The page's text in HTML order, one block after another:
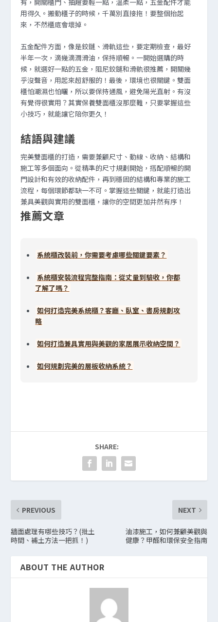
用得久。搬動櫃子的時候，千萬別直接拖！要整個抬起
來，不然櫃底會壞掉。
五金配件方面，像是鉸鏈、滑軌這些，要定期檢查，最好
半年一次，滴幾滴潤滑油，保持順暢。一開始選購的時
候，就選好一點的五金，阻尼鉸鏈和滑軌很推薦，開關幾
乎沒聲音，用起來超舒服的！最後，環境也很關鍵。雙面
櫃怕潮濕也怕曬，所以要保持通風，避免陽光直射。有沒
有覺得很實用？其實保養雙面櫃沒那麼難，只要掌握這些
小技巧，就能讓它陪你更久！
結語與建議
完美雙面櫃的打造，需要兼顧尺寸、動線、收納、結構和
施工等多個面向。從精準的尺寸規劃開始，搭配順暢的開
門設計和有效的收納配件，再到穩固的結構和專業的施工
流程，每個環節都缺一不可。掌握這些關鍵，就能打造出
兼具美觀與實用的雙面櫃，讓你的空間更加井然有序！
推薦文章
系統櫃改裝前，你需要考慮哪些關鍵要素？
系統櫃安裝流程完整指南：從丈量到驗收，你都
了解了嗎？
如何打造完美系統櫃？客廳、臥室、書房規劃攻
略
如何打造兼具實用與美觀的家居展示收納空間？
如何規劃完美的層板收納系統？
SHARE:
PREVIOUS
牆面處理有哪些技巧？(批土
時間、補土方法一把抓！)
NEXT
油漆施工，如何兼顧美觀與
健康？甲醛和環保安全指南
ABOUT THE AUTHOR